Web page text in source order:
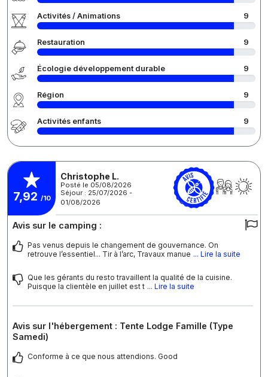
Activités / Animations 9
Restauration 9
Écologie développement durable 9
Région 9
Activités enfants 9
7,92 /10
Christophe L.
Posté le 05/08/2026
Séjour : 25/07/2026 -
01/08/2026
Avis sur le camping :
Pas venus depuis le changement de gouvernance. On
retrouve l’essentiel... Tir à l’arc, Travaux manue ... Lire la suite
Que les gérants du resto travaillent la qualité de la cuisine.
Puisque la clientèle en juillet est t ... Lire la suite
Avis sur l'hébergement : Tente Lodge Famille (Type
Samedi)
Conforme à ce que nous attendions. Good